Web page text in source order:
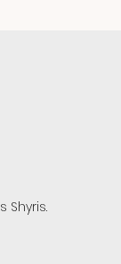
Shyris.